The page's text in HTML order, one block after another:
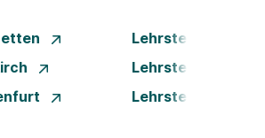
Lehrstellen
Lehrstellen Graz
Lehrstellen